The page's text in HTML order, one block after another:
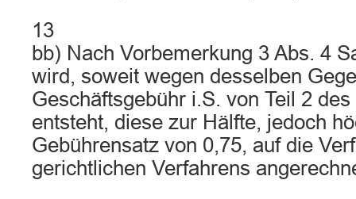
13
bb) Nach Vorbemerkung 3 Abs. 4
wird, soweit wegen desselben
Geschäftsgebühr i.S. von Teil 2
entsteht, diese zur Hälfte, jedoch
Gebührensatz von 0,75, auf die
gerichtlichen Verfahrens